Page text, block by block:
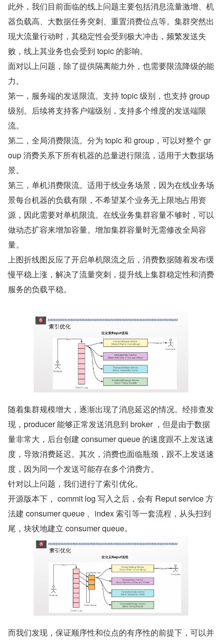
此外，我们目前面临的线上问题主要包括消息流量激增、机
器负载高、大数据任务突刺、重置消费位点等。集群突然出
现大流量行动时，其稳定性会受到极大冲击，频繁发送失
败，线上其业务也会受到 topic 的影响。
面对以上问题，除了提供隔离能力外，也需要限流降级的能
力。
第一，服务端的发送限流。支持 topic 级别，也支持 group
级别。后续将支持客户端级别，支持多个维度的发送端限
流。
第二，全局消费限流。分为 topic 和 group，可以对整个 gr
oup 消费关系下所有机器的总量进行限流，适用于大数据场
景。
第三，单机消费限流。适用于线业务场景，因为在线业务场
景每台机器的负载有限，不希望某个业务无上限地占用资
源，因此需要对单机限流。在线业务集群容量不够时，可以
做动态扩容来增加容量。增加集群容量时无需修改全局容
量。
上图折线图反应了开启单机限流之后，消费数据随着发布缓
慢平稳上涨，解决了流量突刺，提升线上集群稳定性和消费
服务的负载平稳。
随着集群规模增大，逐渐出现了消息延迟的情况。经排查发
现，producer 能够正常发送消息到 broker ，但是由于数据
量非常大，后台创建 consumer queue 的速度跟不上发送速
度，导致消费延迟。其次，消费也面临瓶颈，跟不上发送速
度，因为同一个发送可能存在多个消费方。
针对以上问题，我们进行了索引优化。
开源版本下， commit log 写入之后，会有 Reput service 方
法建 consumer queue 、index 索引等一套流程，从头扫到
尾，块状地建立 consumer queue。
而我们发现，保证顺序性和位点的有序性的前提下，可以并